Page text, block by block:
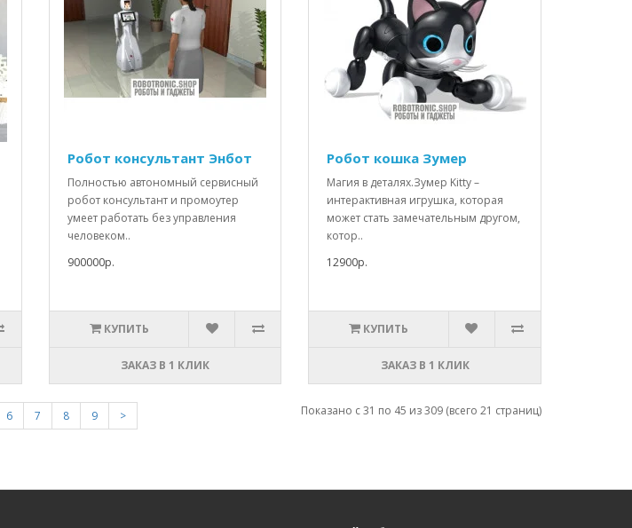
Робот консультант Энбот
Полностью автономный сервисный
робот консультант и промоутер
умеет работать без управления
человеком..
900000р.
КУПИТЬ
ЗАКАЗ В 1 КЛИК
Робот кошка Зумер
Магия в деталях.Зумер Kitty –
интерактивная игрушка, которая
может стать замечательным другом,
котор..
12900р.
КУПИТЬ
ЗАКАЗ В 1 КЛИК
6 7 8 9
>
Показано с 31 по 45 из 309 (всего 21 страниц)